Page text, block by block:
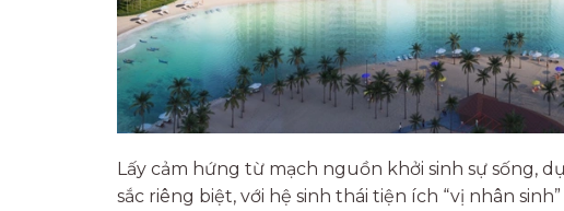
Lấy cảm hứng từ mạch nguồn khởi sinh sự sống,
sắc riêng biệt, với hệ sinh thái tiện ích “vị nhân